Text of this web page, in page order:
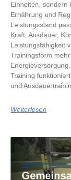
Einheiten, sondern
Ernährung und
Leistungsstand
Kraft, Ausdauer,
Leistungsfähigkeit
Trainingsform
Training
und
Weiterlesen